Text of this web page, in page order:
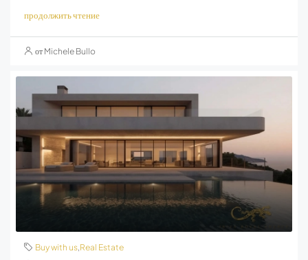
продолжить чтение
от Michele Bullo
Buy with us,Real Estate